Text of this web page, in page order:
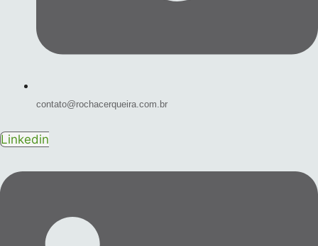
contato@rochacerqueira.com.br
Linkedin